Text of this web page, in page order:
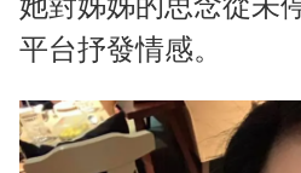
平台抒發情感。